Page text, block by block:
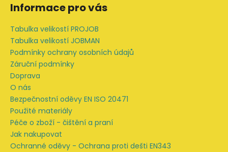
Informace pro vás
Tabulka velikostí PROJOB
Tabulka velikostí JOBMAN
Podmínky ochrany osobních údajů
Záruční podmínky
Doprava
O nás
Bezpečnostní oděvy EN ISO 20471
Použité materiály
Péče o zboží - čištění a praní
Jak nakupovat
Ochranné oděvy - Ochrana proti dešti EN343